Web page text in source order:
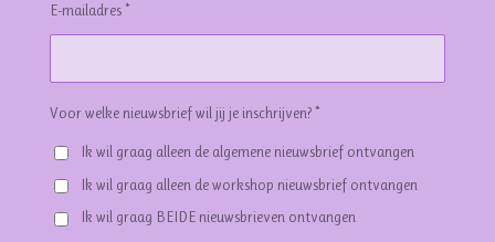
E-mailadres *
Voor welke nieuwsbrief wil jij je inschrijven? *
Ik wil graag alleen de algemene nieuwsbrief ontvangen
Ik wil graag alleen de workshop nieuwsbrief ontvangen
Ik wil graag BEIDE nieuwsbrieven ontvangen